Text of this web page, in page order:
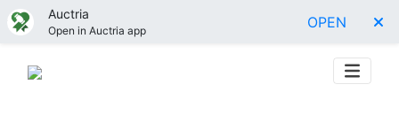
Auctria
Open in Auctria app OPEN